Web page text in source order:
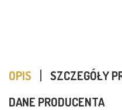
OPIS
SZCZEGÓŁY
DANE PRODUCENTA